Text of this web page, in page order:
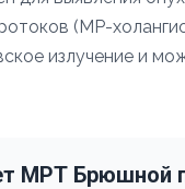
(МР-
излучение и
МРТ Брюшной